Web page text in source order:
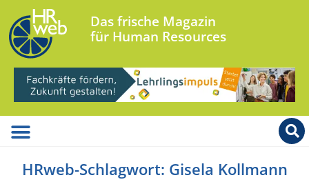
Das frische Magazin
für Human Resources
HRweb-Schlagwort: Gisela Kollmann